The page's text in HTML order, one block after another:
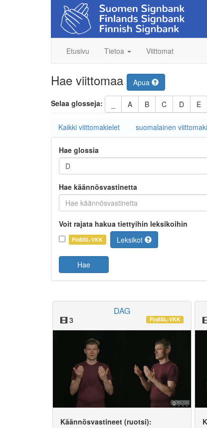
Etusivu Tietoa Viittomat
Hae viittomaa Apua
Selaa glosseja: A B C D E
Kaikki viittomakielet suomalainen
Hae glossia
Hae käännösvastinetta
Voit rajata hakua tiettyihin leksikoihin
FinSSL-VKK Leksikot
Hae
DAG
3 FinSSL-VKK
Käännösvastineet (ruotsi):